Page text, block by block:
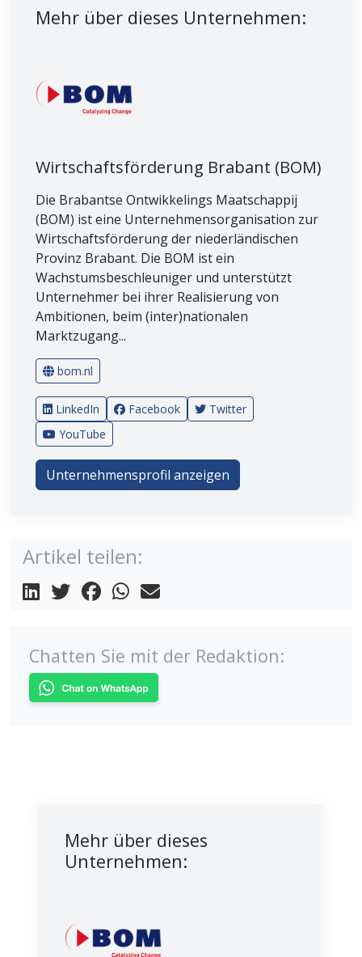
Mehr über dieses Unternehmen:
Wirtschaftsförderung Brabant (BOM)
Die Brabantse Ontwikkelings Maatschappij
(BOM) ist eine Unternehmensorganisation zur
Wirtschaftsförderung der niederländischen
Provinz Brabant. Die BOM ist ein
Wachstumsbeschleuniger und unterstützt
Unternehmer bei ihrer Realisierung von
Ambitionen, beim (inter)nationalen
Marktzugang...
bom.nl
LinkedIn Facebook
Twitter
YouTube
Unternehmensprofil anzeigen
Artikel teilen:
Chatten Sie mit der Redaktion:
Mehr über dieses
Unternehmen: